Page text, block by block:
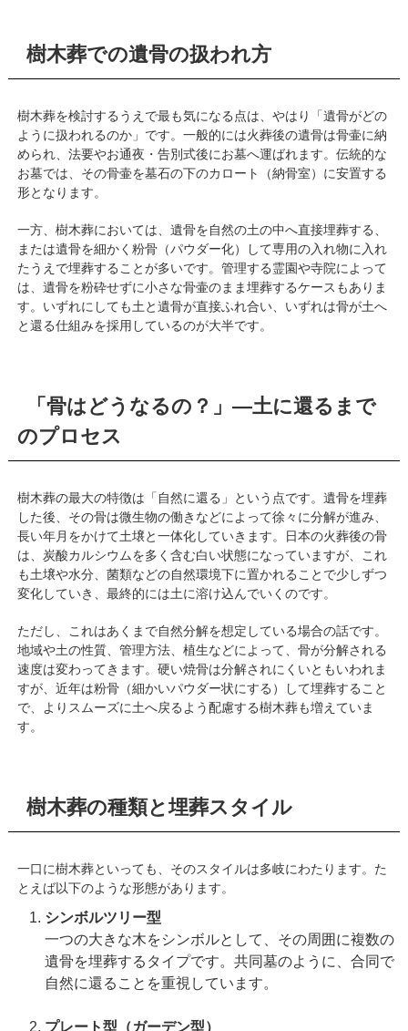
樹木葬での遺骨の扱われ方
樹木葬を検討するうえで最も気になる点は、やはり「遺骨がどの
ように扱われるのか」です。一般的には火葬後の遺骨は骨壷に納
められ、法要やお通夜・告別式後にお墓へ運ばれます。伝統的な
お墓では、その骨壷を墓石の下のカロート（納骨室）に安置する
形となります。
一方、樹木葬においては、遺骨を自然の土の中へ直接埋葬する、
または遺骨を細かく粉骨（パウダー化）して専用の入れ物に入れ
たうえで埋葬することが多いです。管理する霊園や寺院によって
は、遺骨を粉砕せずに小さな骨壷のまま埋葬するケースもありま
す。いずれにしても土と遺骨が直接ふれ合い、いずれは骨が土へ
と還る仕組みを採用しているのが大半です。
「骨はどうなるの？」—土に還るまで
のプロセス
樹木葬の最大の特徴は「自然に還る」という点です。遺骨を埋葬
した後、その骨は微生物の働きなどによって徐々に分解が進み、
長い年月をかけて土壌と一体化していきます。日本の火葬後の骨
は、炭酸カルシウムを多く含む白い状態になっていますが、これ
も土壌や水分、菌類などの自然環境下に置かれることで少しずつ
変化していき、最終的には土に溶け込んでいくのです。
ただし、これはあくまで自然分解を想定している場合の話です。
地域や土の性質、管理方法、植生などによって、骨が分解される
速度は変わってきます。硬い焼骨は分解されにくいともいわれま
すが、近年は粉骨（細かいパウダー状にする）して埋葬すること
で、よりスムーズに土へ戻るよう配慮する樹木葬も増えていま
す。
樹木葬の種類と埋葬スタイル
一口に樹木葬といっても、そのスタイルは多岐にわたります。た
とえば以下のような形態があります。
シンボルツリー型
一つの大きな木をシンボルとして、その周囲に複数の
遺骨を埋葬するタイプです。共同墓のように、合同で
自然に還ることを重視しています。
プレート型（ガーデン型）